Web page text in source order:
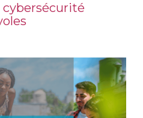
cybersécurité